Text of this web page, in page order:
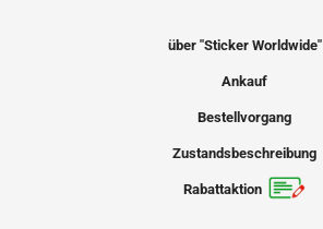
über "Sticker Worldwide"
Ankauf
Bestellvorgang
Zustandsbeschreibung
Rabattaktion